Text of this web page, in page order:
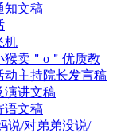
知文稿
机
卖＂o＂优质教
动主持院长发言稿
演讲文稿
语文稿
说/对弟弟没说/